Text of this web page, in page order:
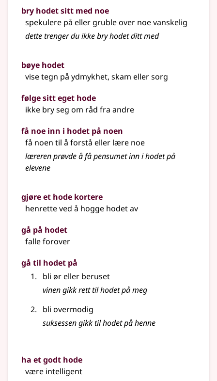
bry hodet sitt med noe
spekulere på eller gruble over noe vanskelig
dette trenger du ikke bry hodet ditt med
bøye hodet
vise tegn på ydmykhet, skam ellersorg
følge sitt eget hode
ikke bry seg om råd fra andre
få noe inn i hodet på noen
få noen til å forstå eller lære noe
læreren prøvde å få pensumet inn i hodet på
elevene
gjøre et hode kortere
henrette ved å hogge hodet av
gå på hodet
falle forover
gå til hodet på
bli ør eller beruset
vinen gikk rett til hodet på meg
bli overmodig
suksessen gikk tilhodetpå henne
ha et godt hode
være intelligent